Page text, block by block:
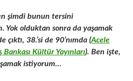
şimdi bunun tersini
Yok olduktan sonra da yaşamak
38.’si de 90’nımda (Acele
Kültür Yayınları). Ben işte,
istiyorum…